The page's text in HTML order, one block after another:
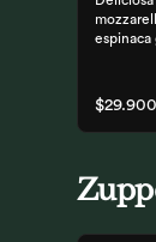
espinaca
$29.900